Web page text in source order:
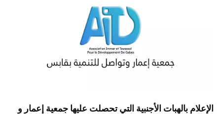
الإعلام بالهبات الأجنبية التي تحصلت عليها جمعية إعمار و